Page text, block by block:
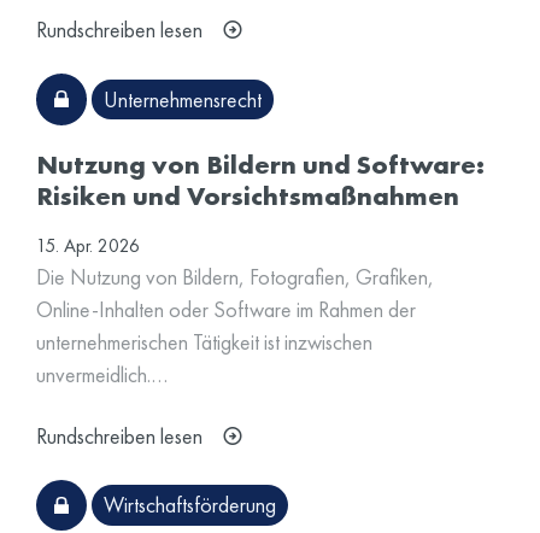
Rundschreiben lesen
Unternehmensrecht
Nutzung von Bildern und Software:
Risiken und Vorsichtsmaßnahmen
15. Apr. 2026
Die Nutzung von Bildern, Fotografien, Grafiken,
Online-Inhalten oder Software im Rahmen der
unternehmerischen Tätigkeit ist inzwischen
unvermeidlich.…
Rundschreiben lesen
Wirtschaftsförderung